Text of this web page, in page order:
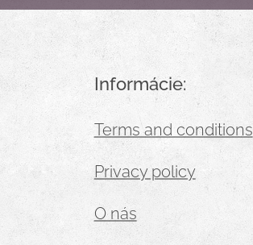
Informácie:
Terms and conditions
Privacy policy
O nás